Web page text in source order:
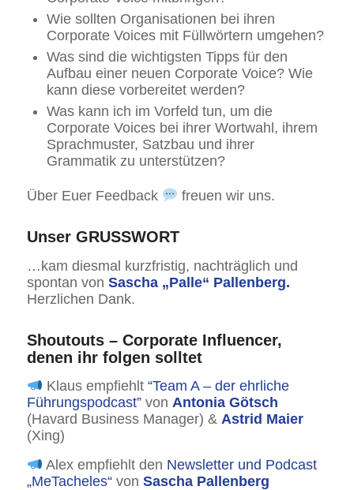
Wie sollten Organisationen bei ihren
Corporate Voices mit Füllwörtern umgehen?
Was sind die wichtigsten Tipps für den
Aufbau einer neuen Corporate Voice? Wie
kann diese vorbereitet werden?
Was kann ich im Vorfeld tun, um die
Corporate Voices bei ihrer Wortwahl, ihrem
Sprachmuster, Satzbau und ihrer
Grammatik zu unterstützen?
Über Euer Feedback freuen wir uns.
Unser GRUSSWORT
…kam diesmal kurzfristig, nachträglich und
spontan von Sascha „Palle“ Pallenberg.
Herzlichen Dank.
Shoutouts – Corporate Influencer,
denen ihr folgen solltet
Klaus empfiehlt “Team A – der ehrliche
Führungspodcast”von Antonia Götsch
(Havard Business Manager) & Astrid Maier
(Xing)
Alex empfiehlt den Newsletter und Podcast
„MeTacheles“von Sascha Pallenberg